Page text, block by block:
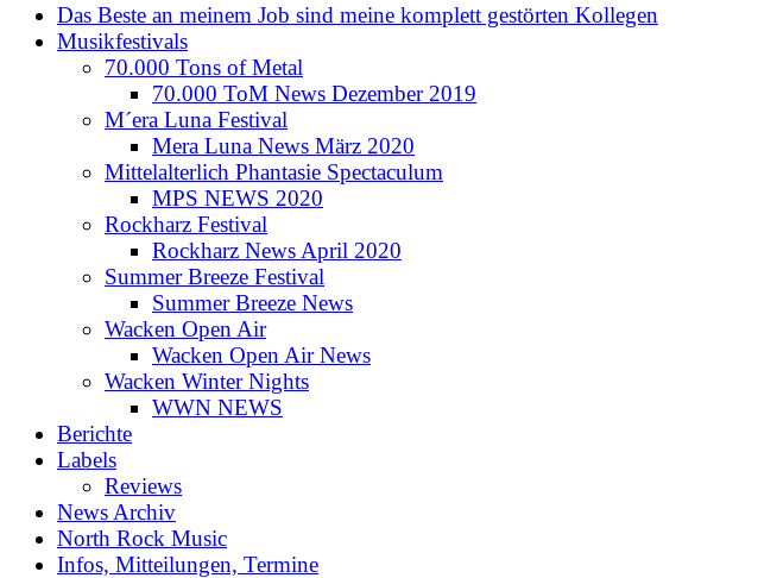
Das Beste an meinem Job sind meine komplett gestörten Kollegen
Musikfestivals
70.000 Tons of Metal
70.000 ToM News Dezember 2019
M´era Luna Festival
Mera Luna News März 2020
Mittelalterlich Phantasie Spectaculum
MPS NEWS 2020
Rockharz Festival
Rockharz News April 2020
Summer Breeze Festival
Summer Breeze News
Wacken Open Air
Wacken Open Air News
Wacken Winter Nights
WWN NEWS
Berichte
Labels
Reviews
News Archiv
North Rock Music
Infos, Mitteilungen, Termine